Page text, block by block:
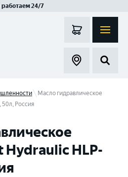
работаем 24/7
Масло гидравлическое
Россия
HLP-